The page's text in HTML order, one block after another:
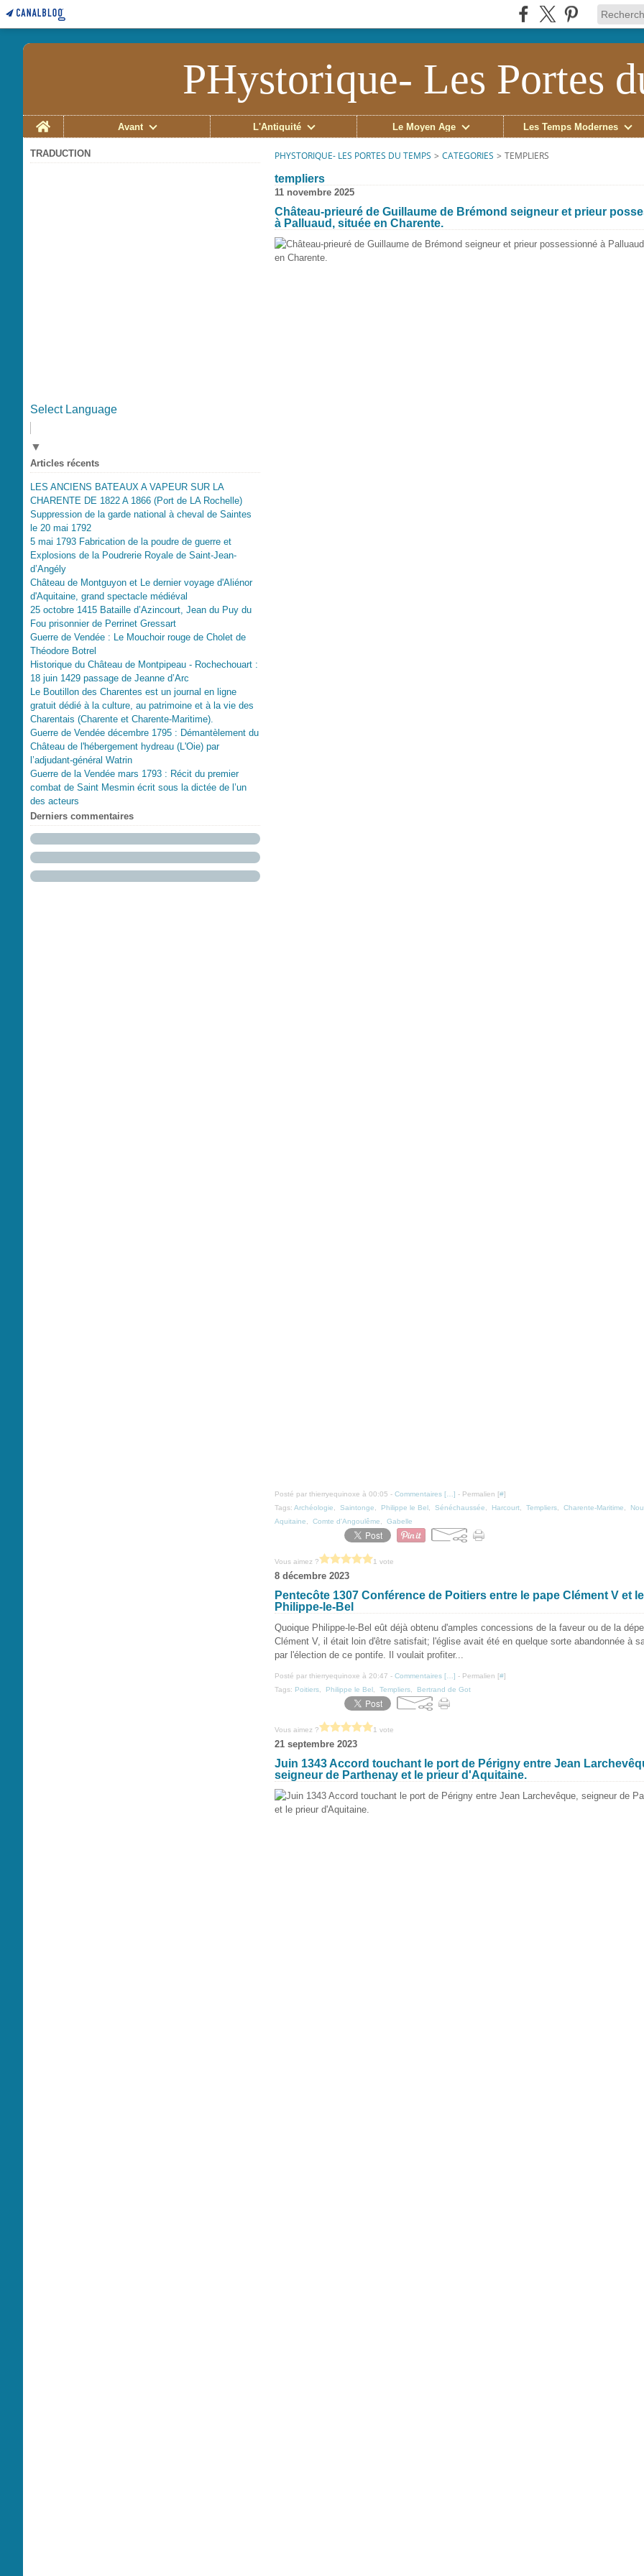
PHystorique- Les Portes
Home
Avant L'Antiquité Le Moyen Âge Les Temps Modernes
TRADUCTION
Select Language
▼
Articles récents
LES ANCIENS BATEAUX A VAPEUR SUR LA
CHARENTE DE 1822 A 1866 (Port de LA Rochelle)
Suppression de la garde national à cheval de Saintes
le 20 mai 1792
5 mai 1793 Fabrication de la poudre de guerre et
Explosions de la Poudrerie Royale de Saint-Jean-
d’Angély
Château de Montguyon et Le dernier voyage d'Aliénor
d'Aquitaine, grand spectacle médiéval
25 octobre 1415 Bataille d’Azincourt, Jean du Puy du
Fou prisonnier de Perrinet Gressart
Guerre de Vendée : Le Mouchoir rouge de Cholet de
Théodore Botrel
Historique du Château de Montpipeau - Rochechouart :
18 juin 1429 passage de Jeanne d’Arc
Le Boutillon des Charentes est un journal en ligne
gratuit dédié à la culture, au patrimoine et à la vie des
Charentais (Charente et Charente-Maritime).
Guerre de Vendée décembre 1795 : Démantèlement du
Château de l'hébergement hydreau (L'Oie) par
l’adjudant-général Watrin
Guerre de la Vendée mars 1793 : Récit du premier
combat de Saint Mesmin écrit sous la dictée de l’un
des acteurs
Derniers commentaires
PHYSTORIQUE- LES PORTES DU TEMPS > CATEGORIES > TEMPLIERS
templiers
11 novembre 2025
Château-prieuré de Guillaume de Brémond seigneur et prieur
à Palluaud, située en Charente.
Posté par thierryequinoxe à 00:05 - Commentaires [ ] - Permalien [#]
Tags: Archéologie Saintonge Philippe le Bel Sénéchaussée Harcourt Templiers Charente-Maritime
Aquitaine
Comte d'Angoulême Gabelle
Vous aimez ? 1 vote
8 décembre 2023
Pentecôte 1307 Conférence de Poitiers entre le pape Clément V et
Philippe-le-Bel
Quoique Philippe-le-Bel eût déjà obtenu d'amples concessions de la faveur ou de la
Clément V, il était loin d'être satisfait; l'église avait été en quelque sorte abandonnée à
par l'élection de ce pontife. Il voulait profiter...
Posté par thierryequinoxe à 20:47 - Commentaires [ ] - Permalien [#]
Tags: Poitiers Philippe le Bel Templiers Bertrand de Got
Vous aimez ? 1 vote
21 septembre 2023
Juin 1343 Accord touchant le port de Périgny entre Jean
seigneur de Parthenay et le prieur d'Aquitaine.